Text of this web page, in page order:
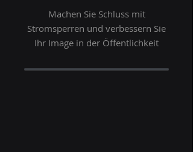
Machen Sie Schluss mit
Stromsperren und verbessern Sie
Ihr Image in der Öffentlichkeit